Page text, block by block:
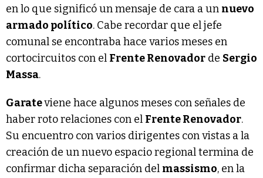
en lo que significó un mensaje de cara a un nuevo
armado político. Cabe recordar que el jefe
comunal se encontraba hace varios meses en
cortocircuitos con el Frente Renovador de Sergio
Massa.
Garateviene hace algunos meses con señales de
haber roto relaciones con el Frente Renovador.
Su encuentro con varios dirigentes con vistas a la
creación de un nuevo espacio regional termina de
confirmar dicha separación del massismo, en la